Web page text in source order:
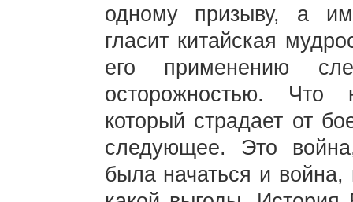
одному призыву, а
гласит китайская
его применению
осторожностью. Что
который страдает от
следующее. Это
была начаться и война,